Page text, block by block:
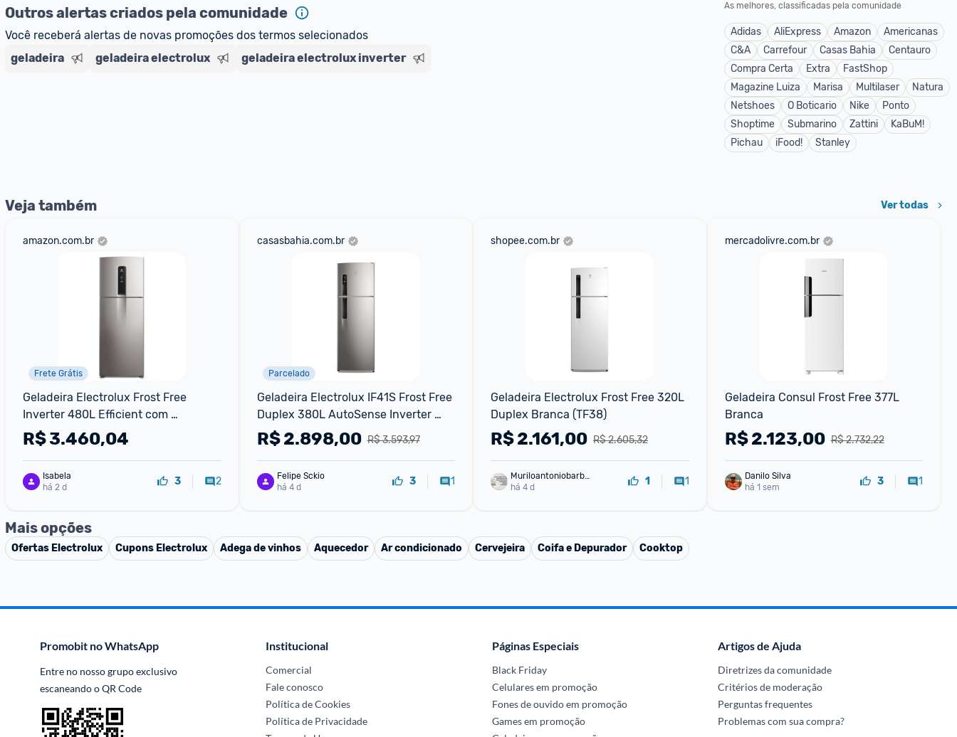
Outros alertas criados pela comunidade
Você receberá alertas de novas promoções dos termos selecionados
geladeira
geladeira electrolux geladeira electrolux inverter
As melhores, classificadas pela comunidade
Adidas AliExpress Amazon
Americanas
C&A
Carrefour Casas Bahia
Centauro
Compra Certa
Extra
FastShop
Magazine Luiza
Marisa Multilaser
Natura
Netshoes
O Boticario Nike
Ponto
Shoptime
Submarino Zattini
KaBuM!
Pichau
iFood! Stanley
Veja também Ver todas
amazon.com.br
Frete Grátis
Geladeira Electrolux Frost Free
Inverter 480L Efficient com
AutoSense SmartBivolt Duplex
(IT70S) - Bivolt (inox)
R$3.460,04
Isabela
há 2 d
3 2
casasbahia.com.br
Parcelado
Geladeira Electrolux IF41S Frost Free
Duplex 380L AutoSense Inverter
Inox Look Econômica Silenciosa -
110V
R$ 3.593,97
R$2.898,00
Felipe Sckio
há 4 d
3 1
shopee.com.br
Geladeira Electrolux Frost Free 320L
Duplex Branca (TF38)
R$ 2.605,32
R$2.161,00
Muriloantoniobarbo
sa
há 4 d 1 1
mercadolivre.com.br
Geladeira Consul Frost Free 377L
Branca
R$ 2.732,22
R$2.123,00
Danilo Silva
há 1 sem
3 1
Mais opções
Ofertas Electrolux Cupons Electrolux Adega de vinhos Aquecedor Ar condicionado Cervejeira Coifa e Depurador Cooktop
Promobit no WhatsApp
Entre no nosso grupo exclusivo
escaneando o QR Code
Institucional
Comercial
Fale conosco
Política de Cookies
Política de Privacidade
Páginas Especiais
Black Friday
Celulares em promoção
Fones de ouvido em promoção
Games em promoção
Artigos de Ajuda
Diretrizes da comunidade
Critérios de moderação
Perguntas frequentes
Problemas com sua compra?